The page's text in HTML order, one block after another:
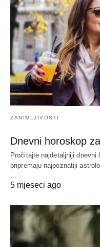
ZANIMLJIVOSTI
Dnevni horoskop
Pročitajte najdetaljniji
pripremaju najpoznatiji
…
5 mjeseci ago